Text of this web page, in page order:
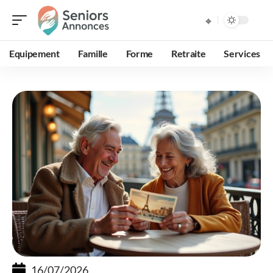
Equipement Famille Forme Retraite Services
16/07/2026